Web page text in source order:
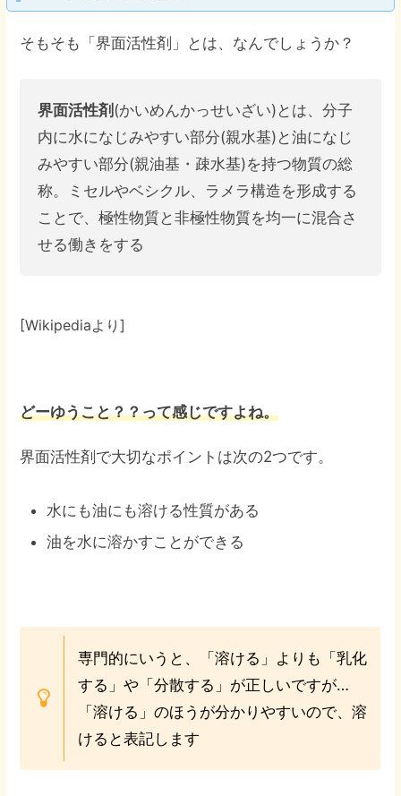
そもそも「界面活性剤」とは、なんでしょうか？
界面活性剤 (かいめんかっせいざい)とは、分子
内に水になじみやすい部分(親水基)と油になじ
みやすい部分(親油基・疎水基)を持つ物質の総
称。ミセルやベシクル、ラメラ構造を形成する
ことで、極性物質と非極性物質を均一に混合さ
せる働きをする
[Wikipediaより]
どーゆうこと？？って感じですよね。
界面活性剤で大切なポイントは次の2つです。
水にも油にも溶ける性質がある
油を水に溶かすことができる
専門的にいうと、「溶ける」よりも「乳化
する」や「分散する」が正しいですが…
「溶ける」のほうが分かりやすいので、溶
けると表記します